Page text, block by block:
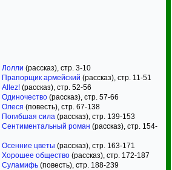
Лолли (рассказ), стр. 3-10
Прапорщик армейский (рассказ), стр. 11-51
Allez! (рассказ), стр. 52-56
Одиночество (рассказ), стр. 57-66
Олеся (повесть), стр. 67-138
Погибшая сила (рассказ), стр. 139-153
Сентиментальный роман (рассказ), стр. 154-
Осенние цветы (рассказ), стр. 163-171
Хорошее общество (рассказ), стр. 172-187
Суламифь (повесть), стр. 188-239